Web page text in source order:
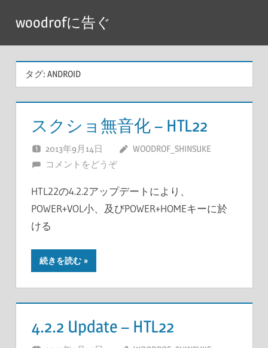
テ
woodrofに告ぐ
タグ: ANDROID
スクショ無音化 – HTL22
2013年9月14日
WOODROF_SHINSUKE
コメントをどうぞ
HTL22の4.2.2アップデートにより、
POWER+VOL小、及びPOWER+HOMEキーに於
ける
続きを読む
4.2.2 Update – HTL22